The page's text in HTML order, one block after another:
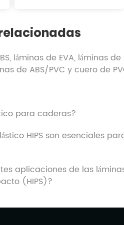
láminas de EVA, láminas de
de ABS/PVC y cuero de
para caderas?
HIPS son esenciales
aplicaciones de las
(HIPS)?